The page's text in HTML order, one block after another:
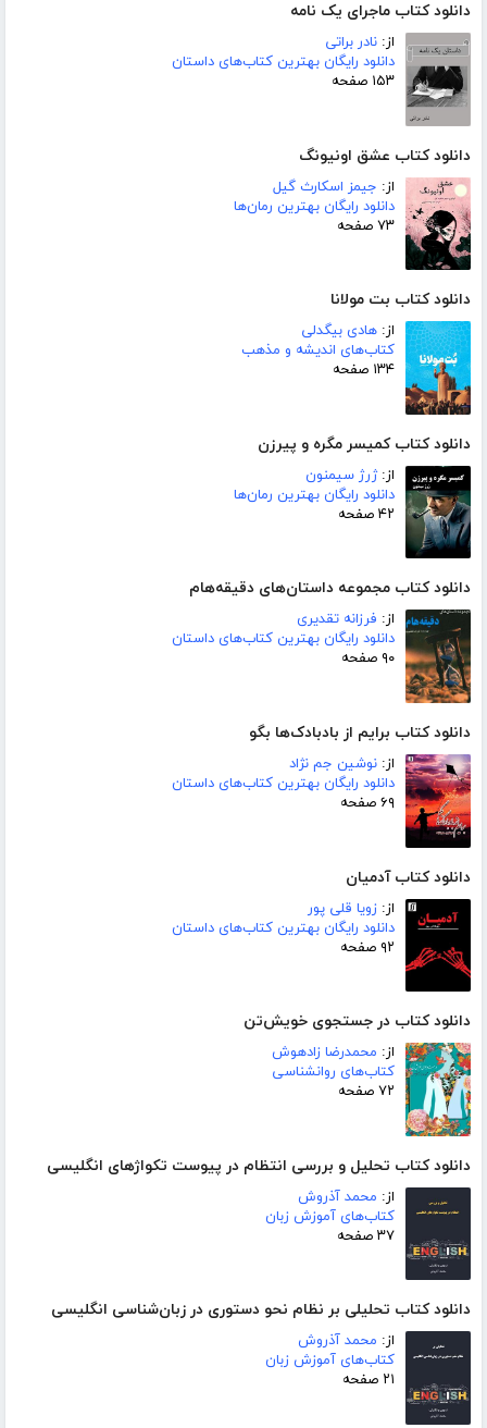
دانلود کتاب ماجرای یک نامه
از: نادر براتی
دانلود رایگان بهترین کتاب‌های داستان
۱۵۳ صفحه
دانلود کتاب عشق اونیونگ
از: جیمز اسکارث گیل
دانلود رایگان بهترین رمان‌ها
۷۳ صفحه
دانلود کتاب بت مولانا
از: هادی بیگدلی
کتاب‌های اندیشه و مذهب
۱۳۴ صفحه
دانلود کتاب کمیسر مگره و پیرزن
از:ژرژ سیمنون
دانلود رایگان بهترین رمان‌ها
۴۲ صفحه
دانلود کتاب مجموعه داستان‌های دقیقه‌هام
از: فرزانه تقدیری
دانلود رایگان بهترین کتاب‌های داستان
۹۰ صفحه
دانلود کتاب برایم از بادبادک‌ها بگو
از: نوشین جم نژاد
دانلود رایگان بهترین کتاب‌های داستان
۶۹ صفحه
دانلود کتاب آدمیان
از: زویا قلی پور
دانلود رایگان بهترین کتاب‌های داستان
۹۲ صفحه
دانلود کتاب در جستجوی خویش‌تن
از: محمدرضا زادهوش
کتاب‌های روانشناسی
۷۲ صفحه
دانلود کتاب تحلیل و بررسی انتظام در پیوست تکواژهای انگلیسی
از: محمد آذروش
کتاب‌های آموزش زبان
۳۷ صفحه
دانلود کتاب تحلیلی بر نظام نحو دستوری در زبان‌شناسی انگلیسی
از: محمد آذروش
کتاب‌های آموزش زبان
۲۱ صفحه